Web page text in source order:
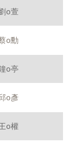
o萱
o勳
o亭
o彥
o權